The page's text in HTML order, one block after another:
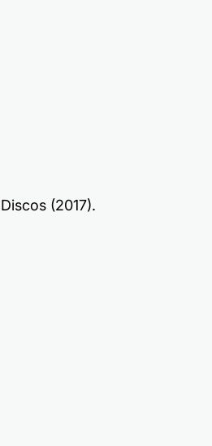
Discos (2017).